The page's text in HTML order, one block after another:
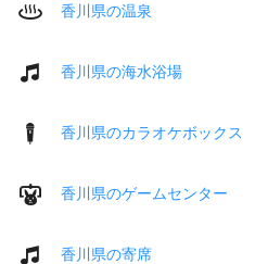
香川県の温泉
香川県の海水浴場
香川県のカラオケボックス
香川県のゲームセンター
香川県の寄席